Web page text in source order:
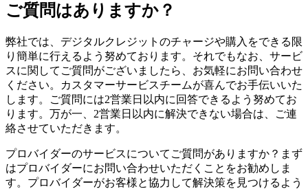
ご質問はありますか？
弊社では、デジタルクレジットのチャージや購入をできる限
り簡単に行えるよう努めております。それでもなお、サービ
スに関してご質問がございましたら、お気軽にお問い合わせ
ください。カスタマーサービスチームが喜んでお手伝いいた
します。ご質問には2営業日以内に回答できるよう努めてお
ります。万が一、2営業日以内に解決できない場合は、ご連
絡させていただきます。
プロバイダーのサービスについてご質問がありますか？まず
はプロバイダーにお問い合わせいただくことをお勧めしま
す。プロバイダーがお客様と協力して解決策を見つけるよう